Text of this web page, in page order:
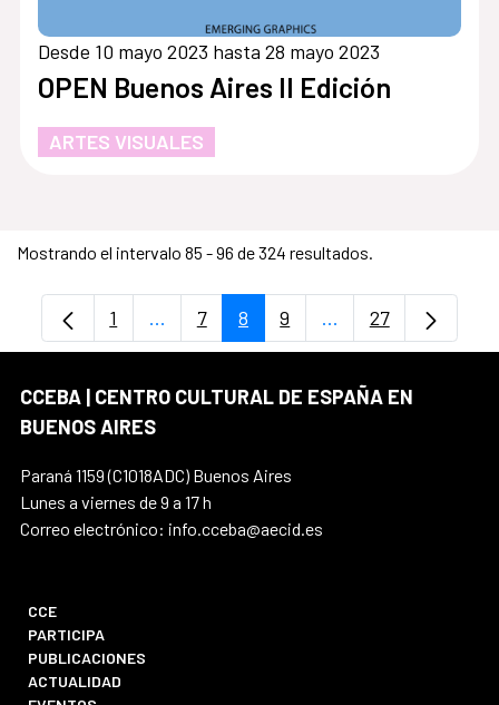
Desde 10 mayo 2023 hasta 28 mayo 2023
OPEN Buenos Aires II Edición
ARTES VISUALES
Mostrando el intervalo 85 - 96 de 324 resultados.
Página
1 ...Páginas intermedias Use TAB para
Página
7 Página
8 Página
9 ...PáginasPágina
27
CCEBA | CENTRO CULTURAL DE ESPAÑA EN
BUENOS AIRES
Paraná 1159 (C1018ADC) Buenos Aires
Lunes a viernes de 9 a 17 h
Correo electrónico: info.cceba@aecid.es
CCE
PARTICIPA
PUBLICACIONES
ACTUALIDAD